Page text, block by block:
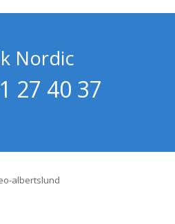
Nordic
27 40 37